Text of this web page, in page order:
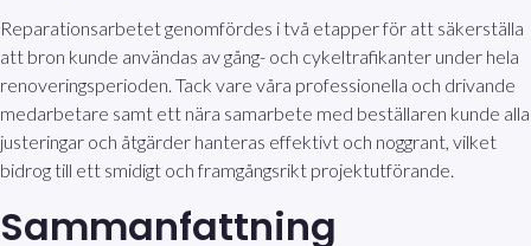
Reparationsarbetet genomfördes i två etapper för att säkerställa
att bron kunde användas av gång- och cykeltrafikanter under hela
renoveringsperioden. Tack vare våra professionella och drivande
medarbetare samt ett nära samarbete med beställaren kunde alla
justeringar och åtgärder hanteras effektivt och noggrant, vilket
bidrog till ett smidigt och framgångsrikt projektutförande.
Sammanfattning